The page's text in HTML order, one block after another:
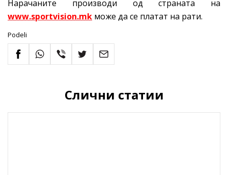
Нарачаните производи од страната на
www.sportvision.mk може да се платат на рати.
Podeli
Слични статии